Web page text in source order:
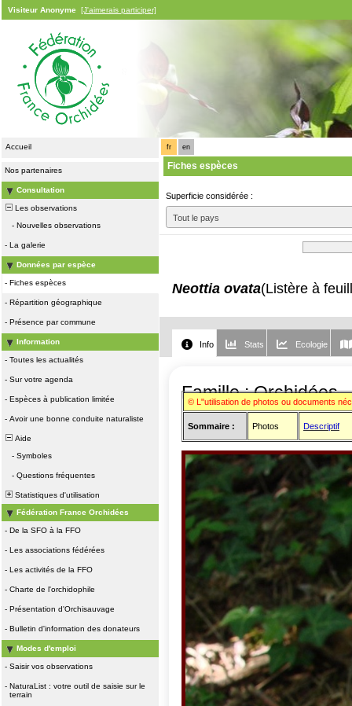
Visiteur Anonyme [J'aimerais participer]
Accueil
Nos partenaires
Consultation
Les observations
- Nouvelles observations
- La galerie
Données par espèce
- Fiches espèces
- Répartition géographique
- Présence par commune
Information
- Toutes les actualités
- Sur votre agenda
- Espèces à publication limitée
- Avoir une bonne conduite naturaliste
Aide
- Symboles
- Questions fréquentes
Statistiques d'utilisation
Fédération France Orchidées
- De la SFO à la FFO
- Les associations fédérées
- Les activités de la FFO
- Charte de l'orchidophile
- Présentation d'Orchisauvage
- Bulletin d'information des donateurs
Modes d'emploi
- Saisir vos observations
- NaturaList : votre outil de saisie sur le
terrain
fr en
Fiches espèces
Superficie considérée :
Tout le pays
Neottia ovata(Listère à
Info Stats Ecologie
Famille : Orchidées
© L"utilisation de photos ou documents
Sommaire : Photos Descriptif